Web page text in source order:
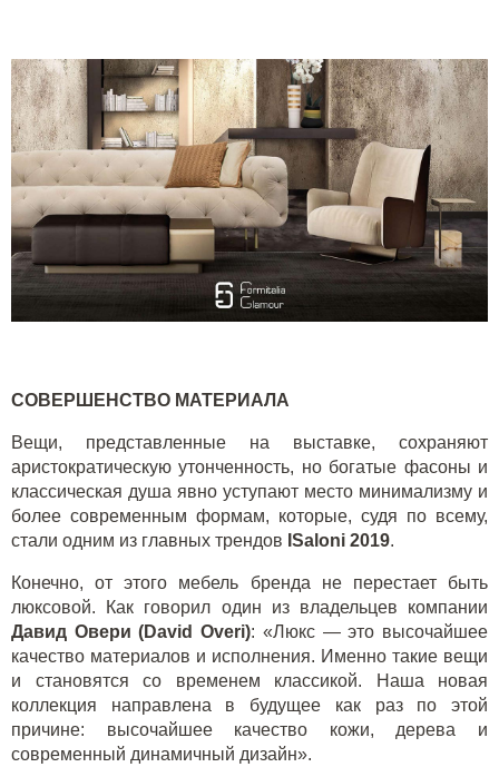
СОВЕРШЕНСТВО МАТЕРИАЛА
Вещи, представленные на выставке, сохраняют
аристократическую утонченность, но богатые фасоны и
классическая душа явно уступают место минимализму и
более современным формам, которые, судя по всему,
стали одним из главных трендов ISaloni 2019.
Конечно, от этого мебель бренда не перестает быть
люксовой. Как говорил один из владельцев компании
Давид Овери (David Overi): «Люкс — это высочайшее
качество материалов и исполнения. Именно такие вещи
и становятся со временем классикой. Наша новая
коллекция направлена в будущее как раз по этой
причине: высочайшее качество кожи, дерева и
современный динамичный дизайн».